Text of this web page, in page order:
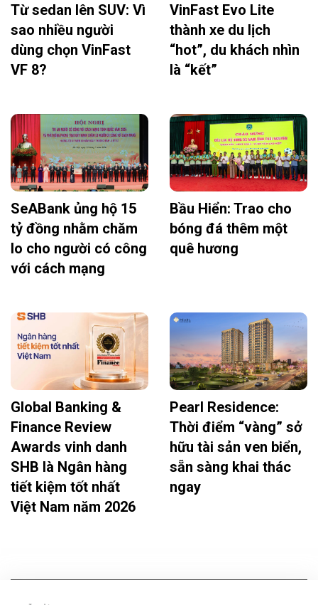
Từ sedan lên SUV: Vì
sao nhiều người
dùng chọn VinFast
VF 8?
VinFast Evo Lite
thành xe du lịch
“hot”, du khách nhìn
là “kết”
SeABank ủng hộ 15
tỷ đồng nhằm chăm
lo cho người có công
với cách mạng
Bầu Hiển: Trao cho
bóng đá thêm một
quê hương
Global Banking &
Finance Review
Awards vinh danh
SHB là Ngân hàng
tiết kiệm tốt nhất
Việt Nam năm 2026
Pearl Residence:
Thời điểm “vàng” sở
hữu tài sản ven biển,
sẵn sàng khai thác
ngay